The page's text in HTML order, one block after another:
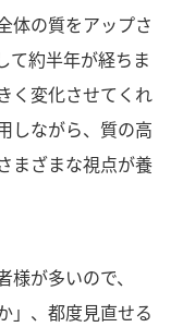
体の質をアップさ
て約半年が経ちま
く変化させてくれ
しながら、質の高
まざまな視点が養
が多いので、
」、都度見直せる